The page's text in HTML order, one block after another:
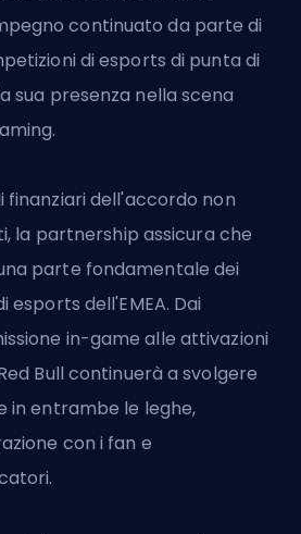
continuato da parte di
di esports di punta di
sua presenza nella scena
finanziari dell'accordo non
la partnership assicura che
parte fondamentale dei
esports dell'EMEA. Dai
in-game alle attivazioni
Bull continuerà a svolgere
in entrambe le leghe,
con i fan e